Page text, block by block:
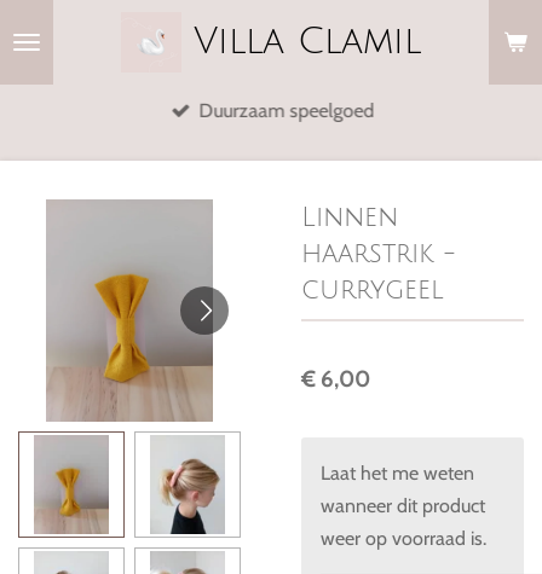
hoofdinhoud
Villa Clamil
Duurzaam speelgoed
Linnen
haarstrik -
currygeel
€ 6,00
Laat het me weten
wanneer dit product
weer op voorraad is.